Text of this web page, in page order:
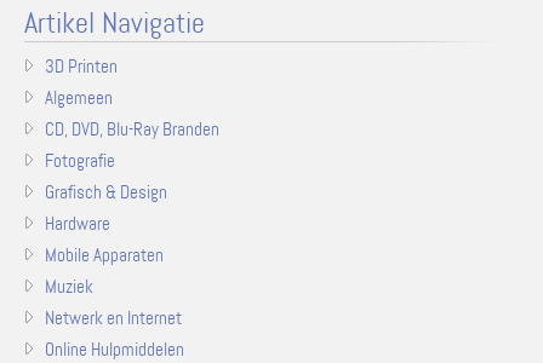
Artikel Navigatie
3D Printen
Algemeen
CD, DVD, Blu-Ray Branden
Fotografie
Grafisch & Design
Hardware
Mobile Apparaten
Muziek
Netwerk en Internet
Online Hulpmiddelen